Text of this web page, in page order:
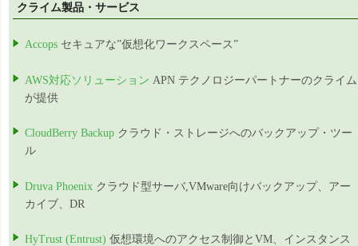
クライム製品・サービス
Accops セキュアな”仮想化ワークスペース”
AWS対応ソリューション APN テクノロジーパートナーのクライム
が提供
CloudBerry Backup クラウド・ストレージへのバックアップ・ツー
ル
Druva Phoenix クラウド型サーバ,VMware向けバックアップ、アー
カイブ、DR
HyTrust (Entrust) 仮想環境へのアクセス制御とVM、インスタンス